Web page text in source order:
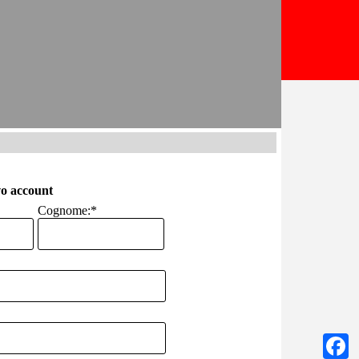
account
Cognome:*